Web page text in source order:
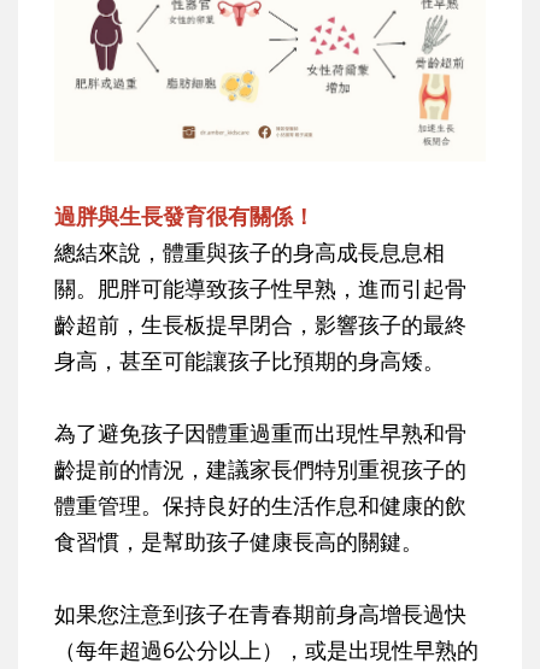
過胖與生長發育很有關係！
總結來說，體重與孩子的身高成長息息相
關。肥胖可能導致孩子性早熟，進而引起骨
齡超前，生長板提早閉合，影響孩子的最終
身高，甚至可能讓孩子比預期的身高矮。
為了避免孩子因體重過重而出現性早熟和骨
齡提前的情況，建議家長們特別重視孩子的
體重管理。保持良好的生活作息和健康的飲
食習慣，是幫助孩子健康長高的關鍵。
如果您注意到孩子在青春期前身高增長過快
（每年超過6公分以上），或是出現性早熟的